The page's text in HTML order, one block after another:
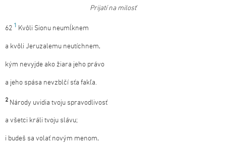
Prijatína milosť
62 1 Kvôli Sionu neumĺknem
a kvôli Jeruzalemu neutíchnem,
kým nevyjde ako žiara jeho právo
a jeho spása nevzblčí sťa fakľa.
2 Národy uvidia tvoju spravodlivosť
a všetci králi tvoju slávu;
i budeš sa volať novým menom,